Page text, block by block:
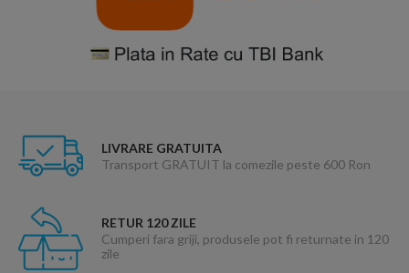
LIVRARE GRATUITA
Transport GRATUIT la comezile peste 600 Ron
RETUR 120 ZILE
Cumperi fara griji, produsele pot fi returnate in 120
zile